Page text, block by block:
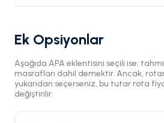
Ek Opsiyonlar
Aşağıda APA eklentisini seçili ise,
masrafları dahil demektir. Ancak,
yukarıdan seçerseniz, bu tutar rota
değiştirilir.